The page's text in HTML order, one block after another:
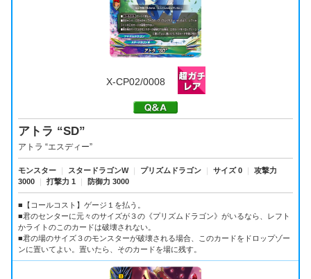
X-CP02/0008
アトラ “SD”
アトラ “エスディー”
モンスター ｜ スタードラゴンW ｜ プリズムドラゴン ｜ サイズ 0 ｜
攻撃力
3000
｜ 打撃力 1 ｜ 防御力 3000
■【コールコスト】ゲージ１を払う。
■君のセンターに元々のサイズが３の《プリズムドラゴン》がいるなら、レフト
かライトのこのカードは破壊されない。
■君の場のサイズ３のモンスターが破壊される場合、このカードをドロップゾー
ンに置いてよい。置いたら、そのカードを場に残す。